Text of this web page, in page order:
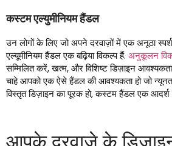
कस्टम एल्युमीनियम हैंडल
उन लोगों के लिए जो अपने दरवाज़ों में एक अनूठा
एल्यूमीनियम हैंडल एक बढ़िया विकल्प हैं. अनुकूलन
सम्मिलित करें, खत्म, और विशिष्ट डिज़ाइन
चाहे आपको एक ऐसे हैंडल की आवश्यकता हो जो
विस्तृत डिज़ाइन का पूरक हो, कस्टम हैंडल एक